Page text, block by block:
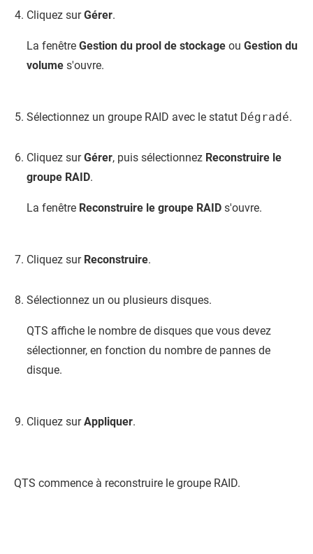
Cliquez surGérer.
La fenêtre Gestion du prool de stockage ou Gestion du
volume s'ouvre.
Sélectionnez un groupe RAID avec le statut Dégradé.
Cliquez surGérer, puis sélectionnez Reconstruire le
groupe RAID.
La fenêtre Reconstruire le groupe RAID s'ouvre.
Cliquez sur Reconstruire.
Sélectionnez un ou plusieurs disques.
QTS affiche le nombre de disques que vous devez
sélectionner, en fonction du nombre de pannes de
disque.
Cliquez surAppliquer.
QTS commence à reconstruire le groupe RAID.